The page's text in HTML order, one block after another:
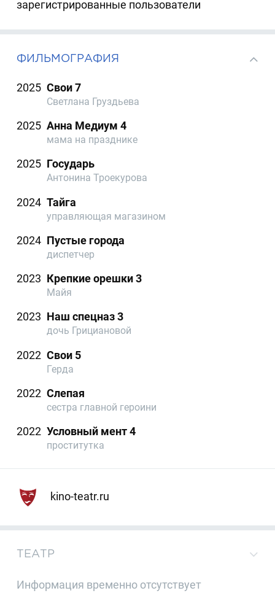
зарегистрированные пользователи
ФИЛЬМОГРАФИЯ
2025 Свои 7
Светлана Груздьева
2025 Анна Медиум 4
мама на празднике
2025 Государь
Антонина Троекурова
2024 Тайга
управляющая магазином
2024 Пустые города
диспетчер
2023 Крепкие орешки 3
Майя
2023 Наш спецназ 3
дочь Грициановой
2022 Свои 5
Герда
2022 Слепая
сестра главной героини
2022 Условный мент 4
проститутка
kino-teatr.ru
ТЕАТР
Информация временно отсутствует